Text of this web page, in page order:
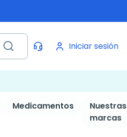
Iniciar sesión
Medicamentos
Nuestras
marcas